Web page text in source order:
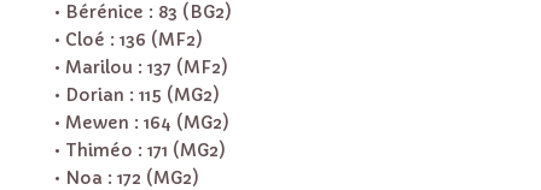
• Bérénice : 83 (BG2)
• Cloé : 136 (MF2)
• Marilou : 137 (MF2)
• Dorian : 115 (MG2)
• Mewen : 164 (MG2)
• Thiméo : 171 (MG2)
• Noa : 172 (MG2)